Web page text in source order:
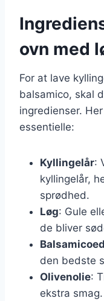
ovn med
For at lave
balsamico, skal
ingredienser.
essentielle:
Kyllingelår:
kyllingelår,
sprødhed.
Løg: Gule
de bliver
den bedste
Olivenolie:
ekstra smag.